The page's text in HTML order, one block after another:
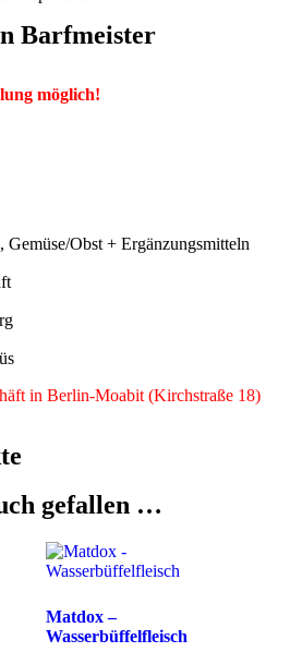
Barfmeister
möglich!
Obst + Ergänzungsmitteln
in Berlin-Moabit (Kirchstraße 18)
gefallen …
Matdox –
Wasserbüffelfleisch